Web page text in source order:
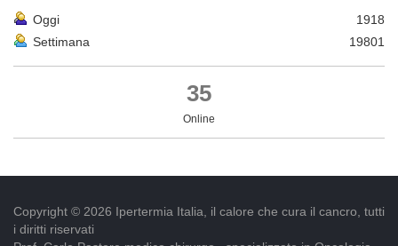
Oggi
1918
Settimana
19801
35
Online
Copyright © 2026 Ipertermia Italia, il calore che cura il cancro, tutti
i diritti riservati